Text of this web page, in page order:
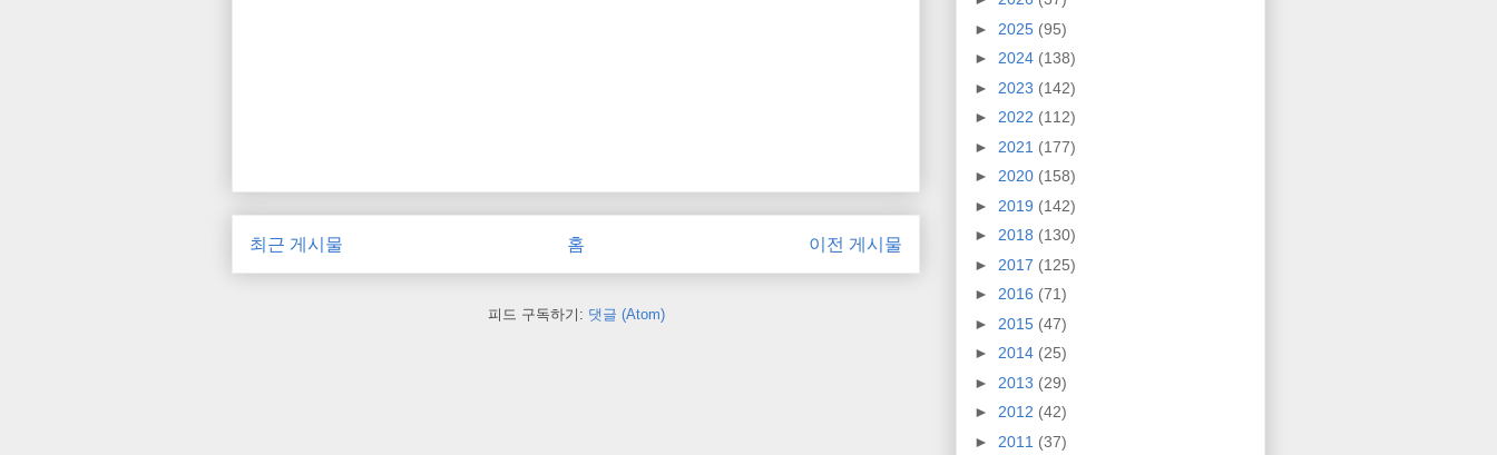
최근 게시물 이전 게시물
홈
피드 구독하기: 댓글 (Atom)
► 2025 (95)
► 2024 (138)
► 2023 (142)
► 2022 (112)
► 2021 (177)
► 2020 (158)
► 2019 (142)
► 2018 (130)
► 2017 (125)
► 2016 (71)
► 2015 (47)
► 2014 (25)
► 2013 (29)
► 2012 (42)
► 2011 (37)